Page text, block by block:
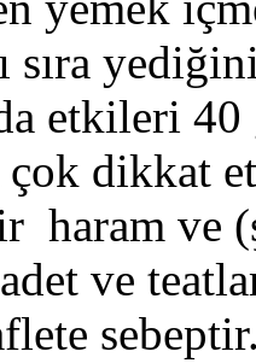
sıra
etkileri
çok dikkat
haram ve
ve